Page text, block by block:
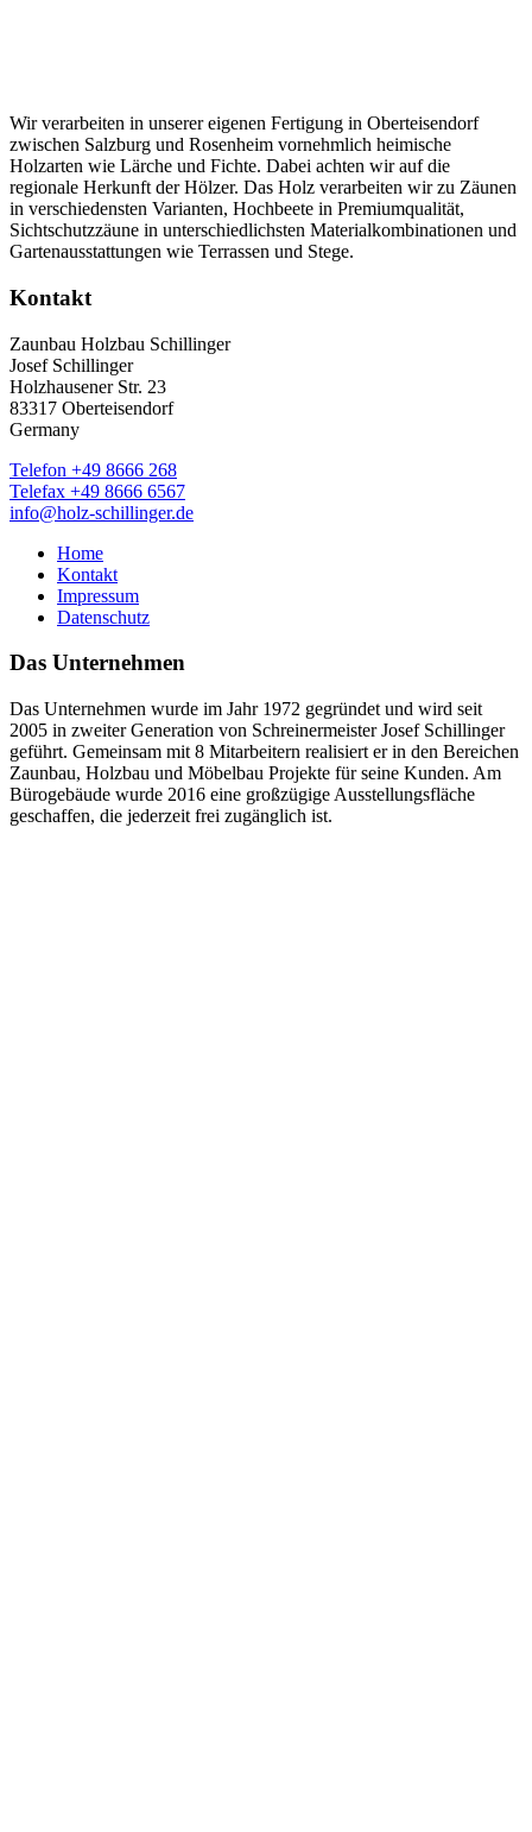
Wir verarbeiten in unserer eigenen Fertigung in Oberteisendorf
zwischen Salzburg und Rosenheim vornehmlich heimische
Holzarten wie Lärche und Fichte. Dabei achten wir auf die
regionale Herkunft der Hölzer. Das Holz verarbeiten wir zu Zäunen
in verschiedensten Varianten, Hochbeete in Premiumqualität,
Sichtschutzzäune in unterschiedlichsten Materialkombinationen und
Gartenausstattungen wie Terrassen und Stege.
Kontakt
Zaunbau Holzbau Schillinger
Josef Schillinger
Holzhausener Str. 23
83317 Oberteisendorf
Germany
Telefon +49 8666 268
Telefax +49 8666 6567
info@holz-schillinger.de
Home
Kontakt
Impressum
Datenschutz
Das Unternehmen
Das Unternehmen wurde im Jahr 1972 gegründet und wird seit
2005 in zweiter Generation von Schreinermeister Josef Schillinger
geführt. Gemeinsam mit 8 Mitarbeitern realisiert er in den Bereichen
Zaunbau, Holzbau und Möbelbau Projekte für seine Kunden. Am
Bürogebäude wurde 2016 eine großzügige Ausstellungsfläche
geschaffen, die jederzeit frei zugänglich ist.